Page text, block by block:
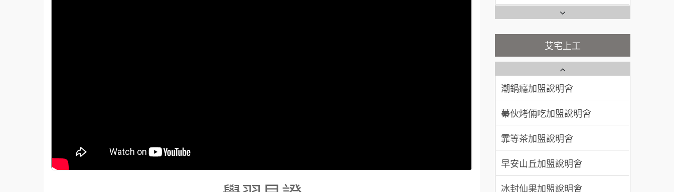
吳 先生/小姐 屏東縣
加盟預算 100萬~200萬
周 先生/小姐 台北
加盟預算 100萬 ~150萬
徐 先生/小姐 新北市
加盟預算 50萬~75萬
何 先生/小姐
加盟預算 100萬~300萬
呂 先生/小姐
艾宅上工
彭富貴加盟說明會
NU PASTA義大利麵加盟說明
潮鍋癮加盟說明會
蓁伙烤倆吃加盟說明會
霏等茶加盟說明會
早安山丘加盟說明會
冰封仙果加盟說明會
Ramble Café 漫步藍咖啡加盟
藍象廷泰式火鍋加盟說明會
日十。早午食加盟說明會
上宇林加盟說明會
莫尼早餐Morni加盟說明會
手作功夫茶加盟說明會
SHARE TEA歇腳亭加盟說明會
潮味決-湯滷專門店加盟說明會